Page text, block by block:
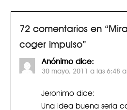
72 comentarios en “
coger impulso ”
Anónimo dice:
30 mayo, 2011 a las 6:48
Jeronimo dice:
Una idea buena sería